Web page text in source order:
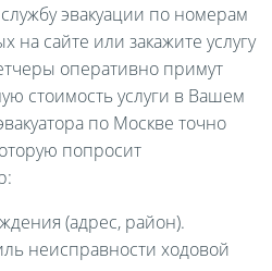
эвакуации по номерам
сайте или закажите услугу
оперативно примут
стоимость услуги в Вашем
по Москве точно
попросит
(адрес, район).
неисправности ходовой